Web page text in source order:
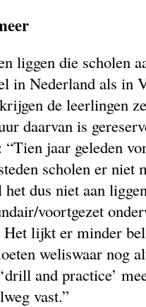
liggen die scholen
in Nederland als in
de leerlingen
daarvan is
jaar geleden
scholen er
dus niet aan
voortgezet
lijkt er minder
weliswaar nog
and practice’
vast.”